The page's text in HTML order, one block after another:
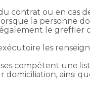
contrat ou en cas
la personne
le
les
compétent une
ainsi